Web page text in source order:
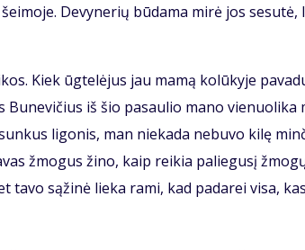
De­vy­ne­rių bū­da­ma mi­rė jos se­su­tė,
Kiek ūg­te­lė­jus jau ma­mą ko­lū­ky­je
Bu­ne­vi­čius iš šio pa­sau­lio ma­no vie­nuo­li­ka
li­go­nis, man nie­ka­da ne­bu­vo ki­lę
žmo­gus ži­no, kaip rei­kia pa­lie­gu­sį
są­ži­nė lie­ka ra­mi, kad pa­da­rei vi­sa, kas